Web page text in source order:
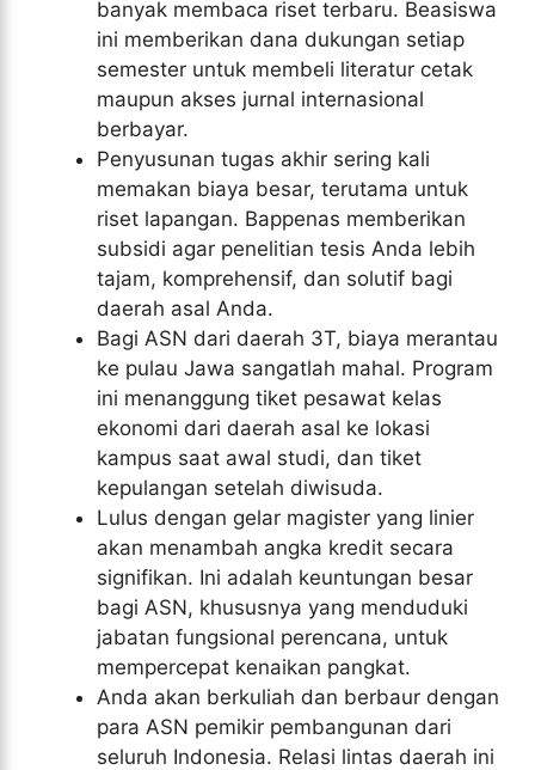
banyak membaca riset terbaru. Beasiswa
ini memberikan dana dukungan setiap
semester untuk membeli literatur cetak
maupun akses jurnal internasional
berbayar.
Penyusunan tugas akhir sering kali
memakan biaya besar, terutama untuk
riset lapangan. Bappenas memberikan
subsidi agar penelitian tesis Anda lebih
tajam, komprehensif, dan solutif bagi
daerah asal Anda.
Bagi ASN dari daerah 3T, biaya merantau
ke pulau Jawa sangatlah mahal. Program
ini menanggung tiket pesawat kelas
ekonomi dari daerah asal ke lokasi
kampus saat awal studi, dan tiket
kepulangan setelah diwisuda.
Lulus dengan gelar magister yang linier
akan menambah angka kredit secara
signifikan. Ini adalah keuntungan besar
bagi ASN, khususnya yang menduduki
jabatan fungsional perencana, untuk
mempercepat kenaikan pangkat.
Anda akan berkuliah dan berbaur dengan
para ASN pemikir pembangunan dari
seluruh Indonesia. Relasi lintas daerah ini